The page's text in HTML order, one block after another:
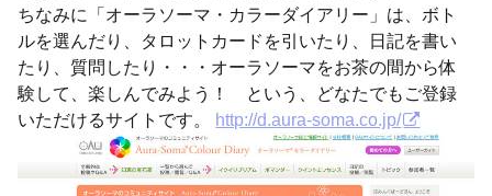
ちなみに「オーラソーマ・カラーダイアリー」は、ボト
ルを選んだり、タロットカードを引いたり、日記を書い
たり、質問したり・・・オーラソーマをお茶の間から体
験して、楽しんでみよう！ という、どなたでもご登録
いただけるサイトです。 http://d.aura-soma.co.jp/